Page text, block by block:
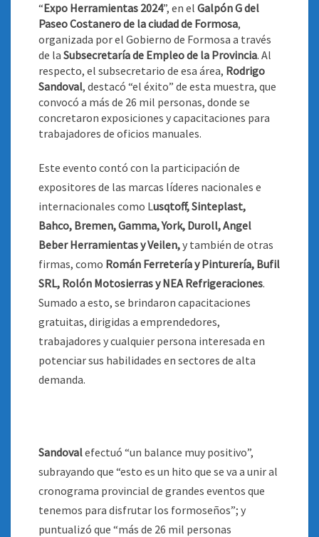
“Expo Herramientas 2024”, en el Galpón G del
Paseo Costanero de la ciudad de Formosa,
organizada por el Gobierno de Formosa a través
de la Subsecretaría de Empleo de la Provincia. Al
respecto, el subsecretario de esa área, Rodrigo
Sandoval, destacó “el éxito” de esta muestra, que
convocó a más de 26 mil personas, donde se
concretaron exposiciones y capacitaciones para
trabajadores de oficios manuales.
Este evento contó con la participación de
expositores de las marcas líderes nacionales e
internacionales como Lusqtoff, Sinteplast,
Bahco, Bremen, Gamma, York, Duroll, Angel
Beber Herramientas y Veilen,y también de otras
firmas, como Román Ferretería y Pinturería, Bufil
SRL, Rolón Motosierras y NEA Refrigeraciones.
Sumado a esto, se brindaron capacitaciones
gratuitas, dirigidas a emprendedores,
trabajadores y cualquier persona interesada en
potenciar sus habilidades en sectores de alta
demanda.
Sandovalefectuó “un balance muy positivo”,
subrayando que “esto es un hito que se va a unir al
cronograma provincial de grandes eventos que
tenemos para disfrutar los formoseños”; y
puntualizó que “más de 26 mil personas